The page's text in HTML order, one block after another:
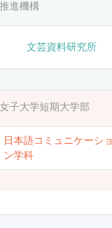
進機構
文芸資料研究所
子大学短期大学部
日本語コミュニケーショ
ン学科